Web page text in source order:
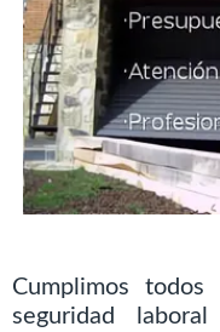
Cumplimos
seguridad